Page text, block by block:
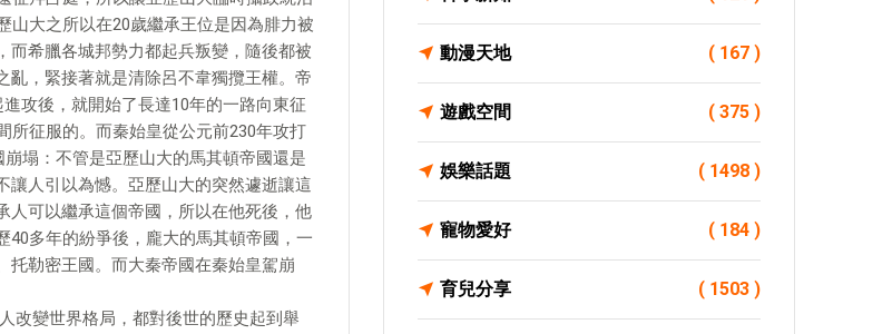
山大之所以在20歲繼承王位是因為腓力被
而希臘各城邦勢力都起兵叛變，隨後都被
亂，緊接著就是清除呂不韋獨攬王權。帝
攻後，就開始了長達10年的一路向東征
所征服的。而秦始皇從公元前230年攻打
塌：不管是亞歷山大的馬其頓帝國還是
讓人引以為憾。亞歷山大的突然遽逝讓這
人可以繼承這個帝國，所以在他死後，他
多年的紛爭後，龐大的馬其頓帝國，一
托勒密王國。而大秦帝國在秦始皇駕崩
改變世界格局，都對後世的歷史起到舉
動漫天地 ( 167 )
遊戲空間 ( 375 )
娛樂話題 ( 1498 )
寵物愛好 ( 184 )
育兒分享 ( 1503 )